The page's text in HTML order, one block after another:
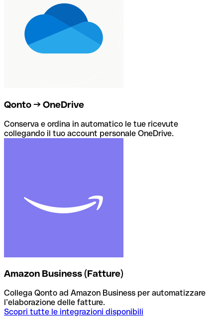
Qonto → OneDrive
Conserva e ordina in automatico le tue ricevute
collegando il tuo account personale OneDrive.
Amazon Business (Fatture)
Collega Qonto ad Amazon Business per automatizzare
l’elaborazione delle fatture.
Scopri tutte le integrazioni disponibili